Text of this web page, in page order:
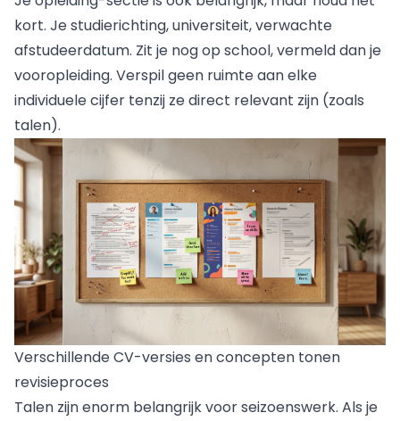
kort. Je studierichting, universiteit, verwachte
afstudeerdatum. Zit je nog op school, vermeld dan je
vooropleiding. Verspil geen ruimte aan elke
individuele cijfer tenzij ze direct relevant zijn (zoals
talen).
Verschillende CV-versies en concepten tonen
revisieproces
Talen zijn enorm belangrijk voor seizoenswerk. Als je